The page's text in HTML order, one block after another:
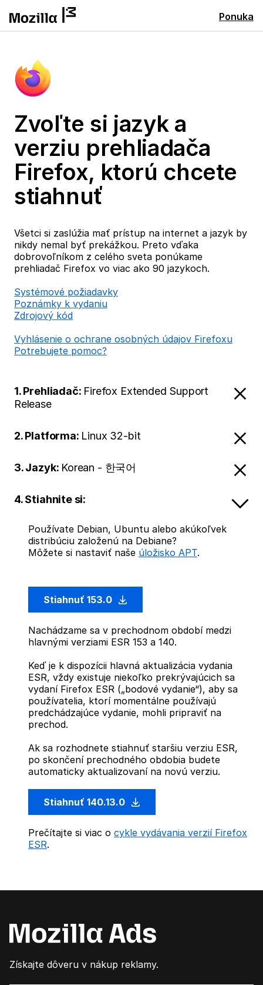
Ponuka
Zvoľte si jazyk a
verziu prehliadača
Firefox, ktorú chcete
stiahnuť
Všetci si zaslúžia mať prístup na internet a jazyk by
nikdy nemal byť prekážkou. Preto vďaka
dobrovoľníkom z celého sveta ponúkame
prehliadač Firefox vo viac ako 90 jazykoch.
Systémové požiadavky
Poznámky k vydaniu
Zdrojový kód
Vyhlásenie o ochrane osobných údajov Firefoxu
Potrebujete pomoc?
1. Prehliadač: Firefox Extended Support
Release
2. Platforma: Linux 32-bit
3. Jazyk: Korean - 한국어
4. Stiahnite si:
Používate Debian, Ubuntu alebo akúkoľvek
distribúciu založenú na Debiane?
Môžete si nastaviť naše úložisko APT.
Stiahnuť 153.0
Nachádzame sa v prechodnom období medzi
hlavnými verziami ESR 153 a 140.
Keď je k dispozícii hlavná aktualizácia vydania
ESR, vždy existuje niekoľko prekrývajúcich sa
vydaní Firefox ESR („bodové vydanie“), aby sa
používatelia, ktorí momentálne používajú
predchádzajúce vydanie, mohli pripraviť na
prechod.
Ak sa rozhodnete stiahnuť staršiu verziu ESR,
po skončení prechodného obdobia budete
automaticky aktualizovaní na novú verziu.
Stiahnuť 140.13.0
Prečítajte si viac o cykle vydávania verzií Firefox
ESR.
Získajte dôveru v nákup reklamy.